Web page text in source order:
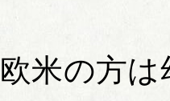
欧米の方